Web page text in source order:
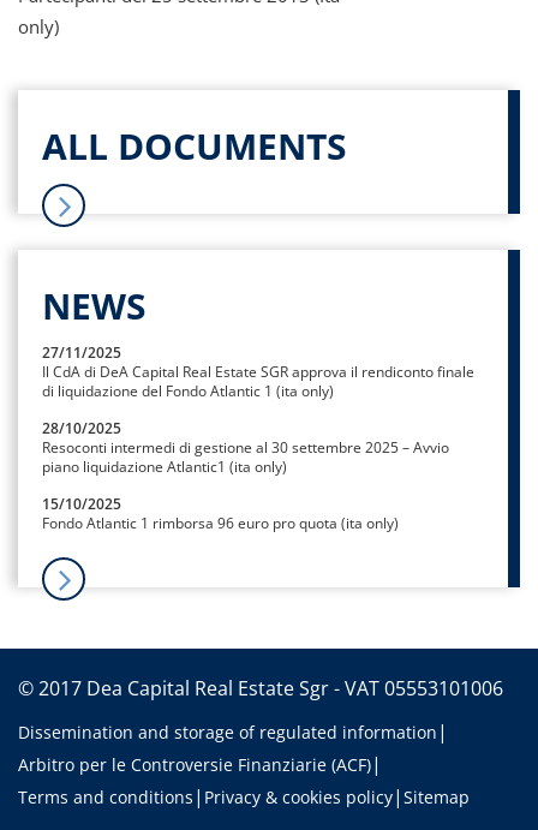
only)
ALL DOCUMENTS
NEWS
27/11/2025
Il CdA di DeA Capital Real Estate SGR approva il rendiconto finale
di liquidazione del Fondo Atlantic 1 (ita only)
28/10/2025
Resoconti intermedi di gestione al 30 settembre 2025 – Avvio
piano liquidazione Atlantic1 (ita only)
15/10/2025
Fondo Atlantic 1 rimborsa 96 euro pro quota (ita only)
© 2017 Dea Capital Real Estate Sgr - VAT 05553101006
Dissemination and storage of regulated information
Arbitro per le Controversie Finanziarie (ACF)
Terms and conditions Privacy & cookies policy Sitemap